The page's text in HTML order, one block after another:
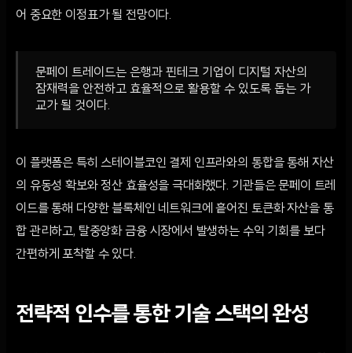
어 중요한 이정표가 될 전망이다.
문페이 트레이드는 은행과 핀테크 기업이 디지털 자산의
잠재력을 안전하고 효율적으로 활용할 수 있도록 돕는 가
교가 될 것이다.
이 플랫폼은 특히 스테이블코인 결제 인프라와의 통합을 통해 자산
의 유동성 확보와 정산 효율성을 극대화했다. 기관들은 문페이 트레
이드를 통해 다양한 블록체인 네트워크에 흩어진 토큰화 자산을 통
합 관리하고, 탈중앙화 금융 시장에서 발생하는 수익 기회를 보다
간편하게 포착할 수 있다.
전략적 인수를 통한 기술 스택의 완성